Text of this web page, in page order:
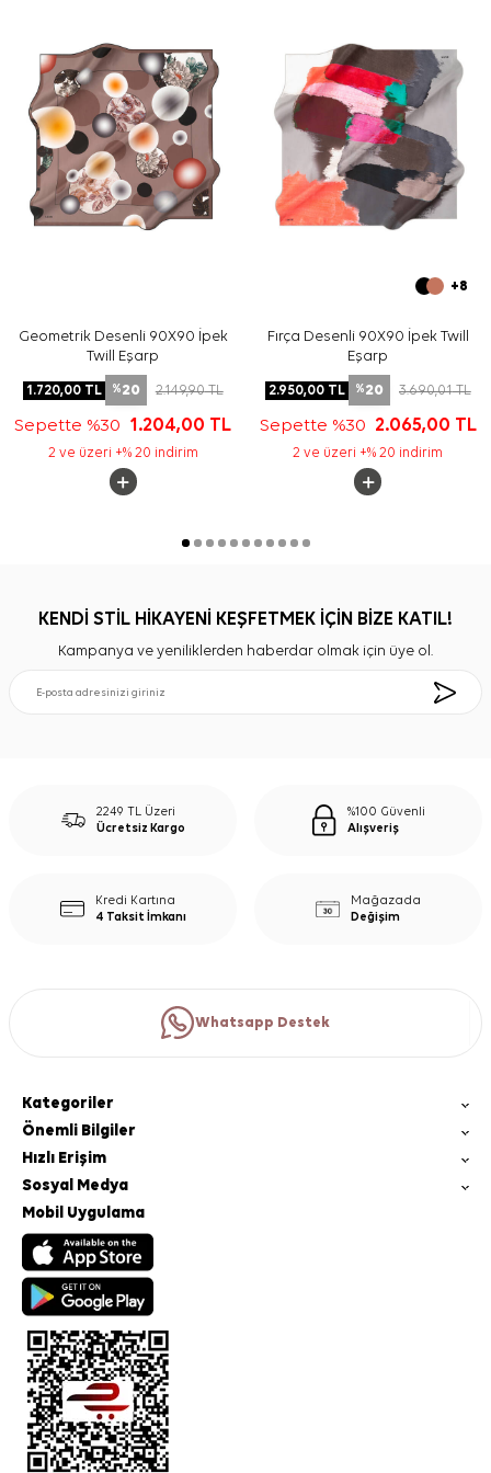
Yıkama ve bakım için ürün etiketindeki talimatları
izleyiniz. İpek ve hassas eşarpların elde bakım gerektiren
uygun durumlarındaAker İpek Eşarp Şampuanı
kullanabilirsiniz.
Sıkça Sorulan Sorular
Gri İpek Tivil Kare Geometrik Desenli Eşarp ölçüsü
nedir?
Bu eşarp hangi kaliteye sahiptir?
Geometrik desenli eşarp hangi renklerle kombinlenir?
Geometrik Desenli 90X90 İpek
Twill Eşarp
1.720,00TL %20 2.149,90TL
Sepette %30 1.204,00 TL
2 ve üzeri +% 20 indirim
+8
Fırça Desenli 90X90 İpek Twill
Eşarp
2.950,00TL %20 3.690,01TL
Sepette %30 2.065,00 TL
2 ve üzeri +% 20 indirim
KENDİ STİL HİKAYENİ KEŞFETMEK İÇİN BİZE KATIL!
Kampanya ve yeniliklerden haberdar olmak için üye ol.
2249 TL Üzeri
Ücretsiz Kargo
%100 Güvenli
Alışveriş
Kredi Kartına
4 Taksit İmkanı
Mağazada
Değişim
Whatsapp Destek
Kategoriler
Önemli Bilgiler
Hızlı Erişim
Sosyal Medya
Mobil Uygulama